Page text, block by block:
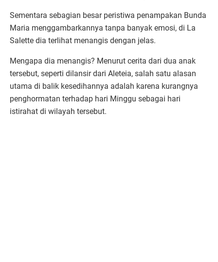
Sementara sebagian besar peristiwa penampakan Bunda
Maria menggambarkannya tanpa banyak emosi, di La
Salette dia terlihat menangis dengan jelas.
Mengapa dia menangis? Menurut cerita dari dua anak
tersebut, seperti dilansir dari Aleteia, salah satu alasan
utama di balik kesedihannya adalah karena kurangnya
penghormatan terhadap hari Minggu sebagai hari
istirahat di wilayah tersebut.